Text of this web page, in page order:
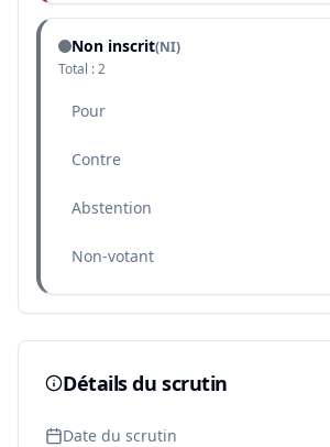
Non inscrit(NI)
Total :2
Pour
Contre
Abstention
Non-votant
Détails du scrutin
Date du scrutin